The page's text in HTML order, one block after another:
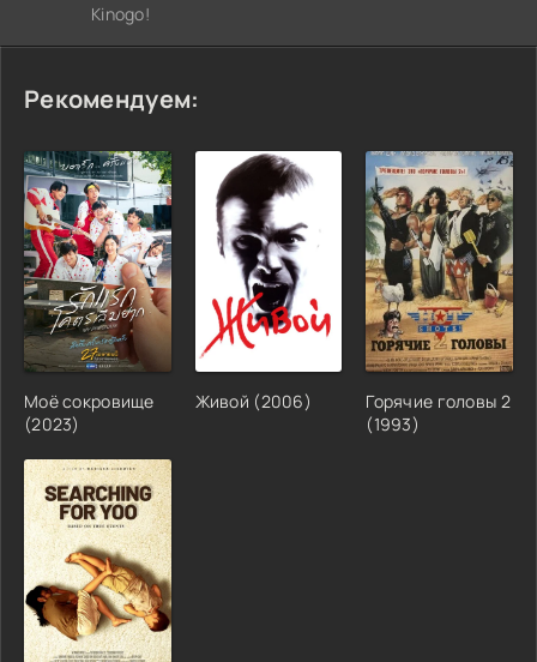
Kinogo!
Рекомендуем:
Моё сокровище
(2023)
Живой (2006)
Горячие головы 2
(1993)